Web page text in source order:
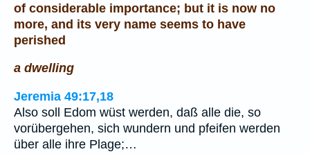
of considerable importance; but it is now no
more, and its very name seems to have
perished
a dwelling
Jeremia 49:17,18
Also soll Edom wüst werden, daß alle die, so
vorübergehen, sich wundern und pfeifen werden
über alle ihre Plage;…